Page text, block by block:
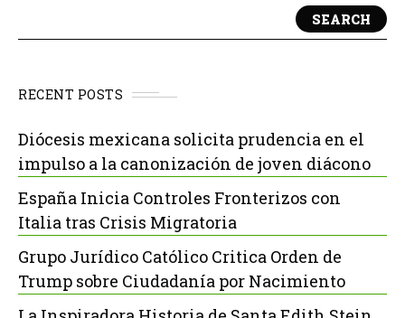
SEARCH
RECENT POSTS
Diócesis mexicana solicita prudencia en el
impulso a la canonización de joven diácono
España Inicia Controles Fronterizos con
Italia tras Crisis Migratoria
Grupo Jurídico Católico Critica Orden de
Trump sobre Ciudadanía por Nacimiento